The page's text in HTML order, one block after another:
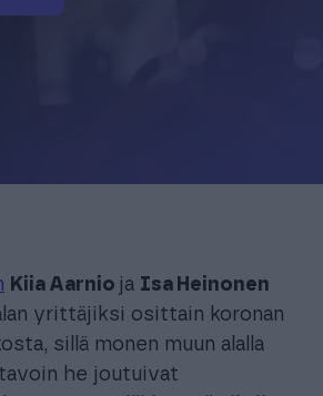
Kiia Aarnio ja Isa Heinonen
yrittäjiksi osittain koronan
sillä monen muun alalla
he joutuivat